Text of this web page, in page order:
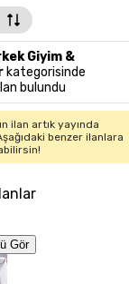
Giyim &
kategorisinde
bulundu
ilan artık yayında
benzer ilanlara
Gör